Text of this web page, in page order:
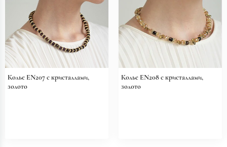
Колье EN207 с кристаллами,
золото
Колье EN208 с кристаллами,
золото